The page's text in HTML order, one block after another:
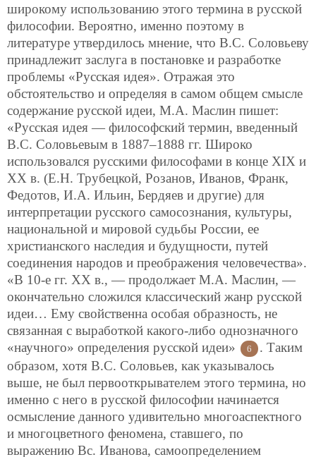
широкому использованию этого термина в русской
философии. Вероятно, именно поэтому в
литературе утвердилось мнение, что В.С. Соловьеву
принадлежит заслуга в постановке и разработке
проблемы «Русская идея». Отражая это
обстоятельство и определяя в самом общем смысле
содержание русской идеи, М.А. Маслин пишет:
«Русская идея — философский термин, введенный
В.С. Соловьевым в 1887–1888 гг. Широко
использовался русскими философами в конце XIX и
ХХ в. (Е.Н. Трубецкой, Розанов, Иванов, Франк,
Федотов, И.А. Ильин, Бердяев и другие) для
интерпретации русского самосознания, культуры,
национальной и мировой судьбы России, ее
христианского наследия и будущности, путей
соединения народов и преображения человечества».
«В 10-е гг. ХХ в., — продолжает М.А. Маслин, —
окончательно сложился классический жанр русской
идеи… Ему свойственна особая образность, не
связанная с выработкой какого-либо однозначного
«научного» определения русской идеи»
6
. Таким
образом, хотя В.С. Соловьев, как указывалось
выше, не был первооткрывателем этого термина, но
именно с него в русской философии начинается
осмысление данного удивительно многоаспектного
и многоцветного феномена, ставшего, по
выражению Вс. Иванова, самоопределением